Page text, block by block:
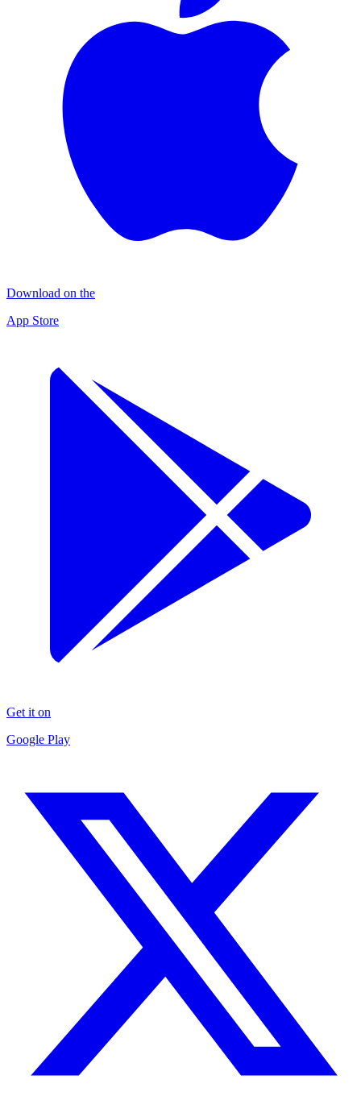
Download on the
App Store
Get it on
Google Play